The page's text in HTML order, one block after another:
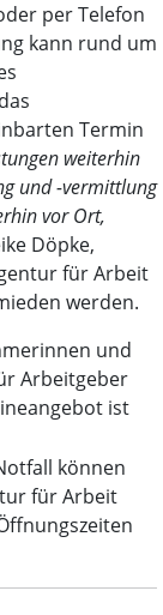
per Telefon
kann rund um
Termin
weiterhin
und -vermittlung
vor Ort,
Döpke,
für Arbeit
werden.
und
Arbeitgeber
ist
können
für Arbeit